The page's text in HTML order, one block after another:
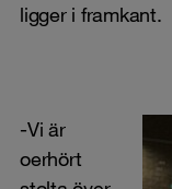
ligger i framkant.
-Vi är
oerhört